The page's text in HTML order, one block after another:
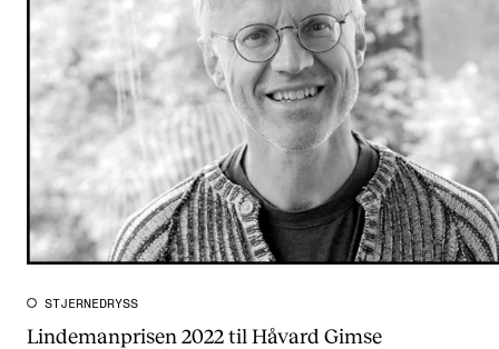
STJERNEDRYSS
Lindemanprisen 2022 til Håvard Gimse